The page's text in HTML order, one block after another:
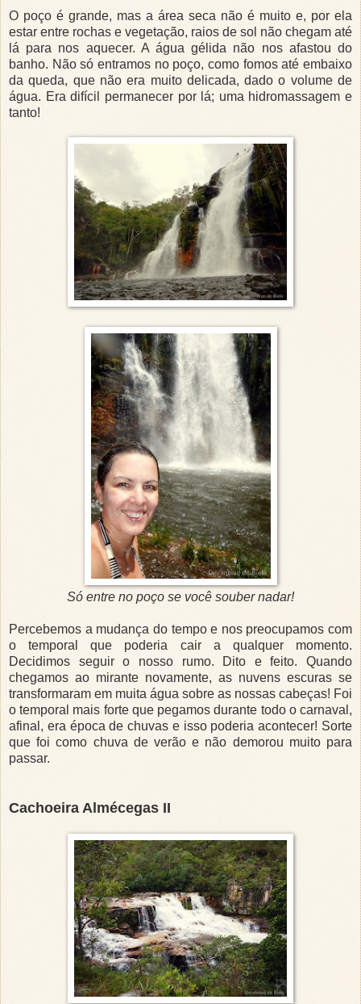
O poço é grande, mas a área seca não é muito e, por ela
estar entre rochas e vegetação, raios de sol não chegam até
lá para nos aquecer. A água gélida não nos afastou do
banho. Não só entramos no poço, como fomos até embaixo
da queda, que não era muito delicada, dado o volume de
água. Era difícil permanecer por lá; uma hidromassagem e
tanto!
Só entre no poço se você souber nadar!
Percebemos a mudança do tempo e nos preocupamos com
o temporal que poderia cair a qualquer momento.
Decidimos seguir o nosso rumo. Dito e feito. Quando
chegamos ao mirante novamente, as nuvens escuras se
transformaram em muita água sobre as nossas cabeças! Foi
o temporal mais forte que pegamos durante todo o carnaval,
afinal, era época de chuvas e isso poderia acontecer! Sorte
que foi como chuva de verão e não demorou muito para
passar.
Cachoeira Almécegas II